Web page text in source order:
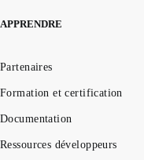
APPRENDRE
Partenaires
Formation et certification
Documentation
Ressources développeurs